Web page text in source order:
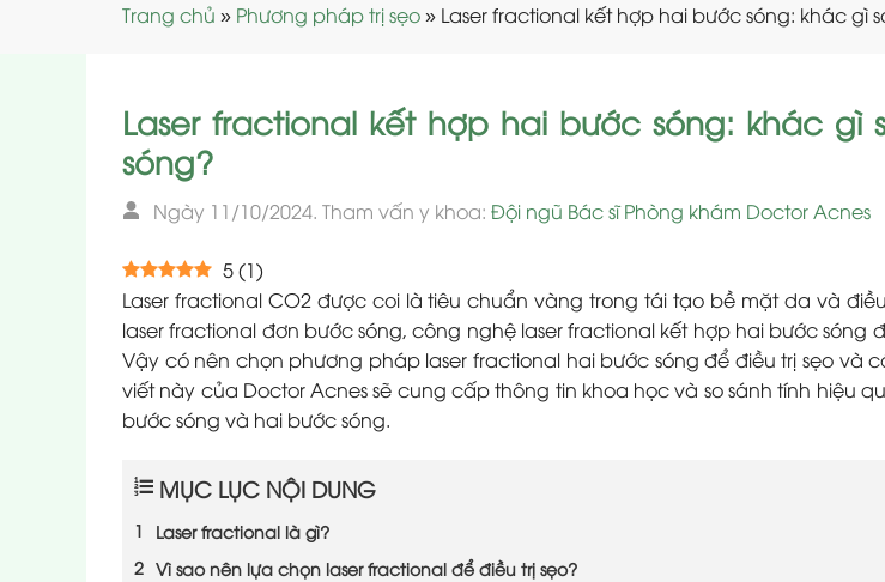
Trang chủ » Phương pháp trị sẹo» Laser fractional kết hợp hai bước sóng: khác gì
Laser fractional kết hợp hai bước sóng: khác gì
sóng?
Ngày 11/10/2024. Tham vấn y khoa: Đội ngũ Bác sĩ Phòng khám Doctor Acnes
5(1)
Laser fractional CO2 được coi là tiêu chuẩn vàng trong tái tạo bề mặt da và
laser fractional đơn bước sóng, công nghệ laser fractional kết hợp hai bước sóng
Vậy có nên chọn phương pháp laser fractional hai bước sóng để điều trị sẹo và
viết này của Doctor Acnes sẽ cung cấp thông tin khoa học và so sánh tính hiệu
bước sóng và hai bước sóng.
MỤC LỤC NỘI DUNG
Laser fractional là gì?
Vì sao nên lựa chọn laser fractional để điều trị sẹo?